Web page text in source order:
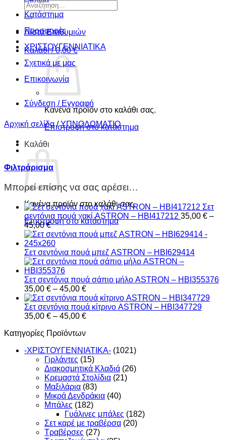
Αναζήτηση
για:
Λίστα Επιθυμιών
Καλάθι /0,00€
Κανένα προϊόν στο καλάθι σας.
Επιστροφή στο κατάστημα
Καλάθι
Κανένα προϊόν στο καλάθι σας.
Επιστροφή στο κατάστημα
Κατάστημα
Προσφορές
ΧΡΙΣΤΟΥΓΕΝΝIATIKA
Σχετικά με μας
Επικοινωνία
Σύνδεση / Εγγραφή
Αρχική σελίδα / ΥΠΝΟΔΩΜΑΤΙO
Φιλτράρισμα
Μπορεί επίσης να σας αρέσει…
Σετ
σεντόνια πουά χακί ASTRON – HBI417212 35,00 € –
45,00€Price
range:
35,00 €
through
45,00 €
Σετ σεντόνια πουά μπεζ ASTRON – HBI629414
Σετ σεντόνια πουά σάπιο μήλο ASTRON – HBI355376
35,00 € – 45,00 €Price
range:
35,00 €
through
Σετ σεντόνια πουά κίτρινο ASTRON – HBI347729
35,00 € – 45,00 €Price
45,00 €
Κατηγορίες Προϊόντων
-ΧΡΙΣΤΟΥΓΕΝΝIATIKA- (1021)
Γιρλάντες (15)
Διακοσμητικά Κλαδιά (26)
Κρεμαστά Στολίδια (21)
Μαξιλάρια (83)
Μικρά Δενδράκια (40)
Μπάλες (182)
Γυάλινες μπάλες (182)
Σετ καρέ με τραβέρσα (20)
Τραβέρσες (27)